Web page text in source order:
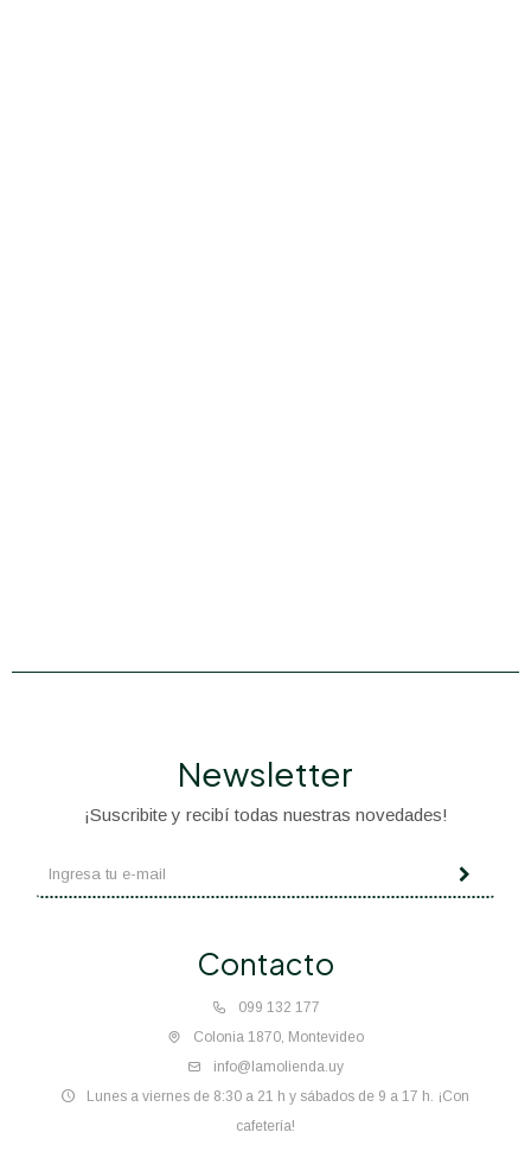
Contacto
099 132 177
Colonia 1870, Montevideo
info@lamolienda.uy
Lunes a viernes de 8:30 a 21 h y sábados de 9 a 17 h. ¡Con
cafetería!
Newsletter
¡Suscribite y recibí todas nuestras novedades!